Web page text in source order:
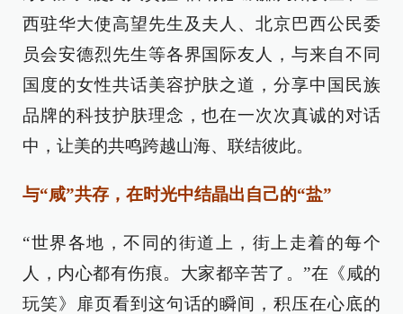
西驻华大使高望先生及夫人、北京巴西公民委
员会安德烈先生等各界国际友人，与来自不同
国度的女性共话美容护肤之道，分享中国民族
品牌的科技护肤理念，也在一次次真诚的对话
中，让美的共鸣跨越山海、联结彼此。
与“咸”共存，在时光中结晶出自己的“盐”
“世界各地，不同的街道上，街上走着的每个
人，内心都有伤痕。大家都辛苦了。”在《咸的
玩笑》扉页看到这句话的瞬间，积压在心底的